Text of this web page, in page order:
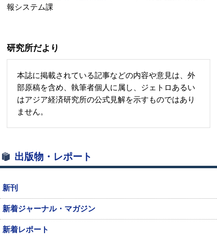
報システム課
研究所だより
本誌に掲載されている記事などの内容や意見は、外
部原稿を含め、執筆者個人に属し、ジェトロあるい
はアジア経済研究所の公式見解を示すものではあり
ません。
出版物・レポート
新刊
新着ジャーナル・マガジン
新着レポート